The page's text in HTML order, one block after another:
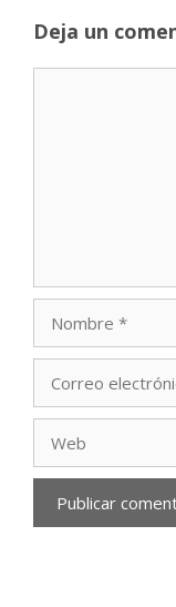
Deja un
electrónico